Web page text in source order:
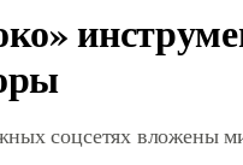
соцсетях вложены